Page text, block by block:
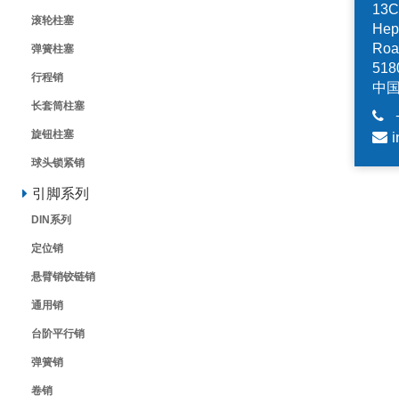
滚轮柱塞
弹簧柱塞
行程销
长套筒柱塞
旋钮柱塞
球头锁紧销
引脚系列
DIN系列
定位销
悬臂销铰链销
通用销
台阶平行销
弹簧销
卷销
中